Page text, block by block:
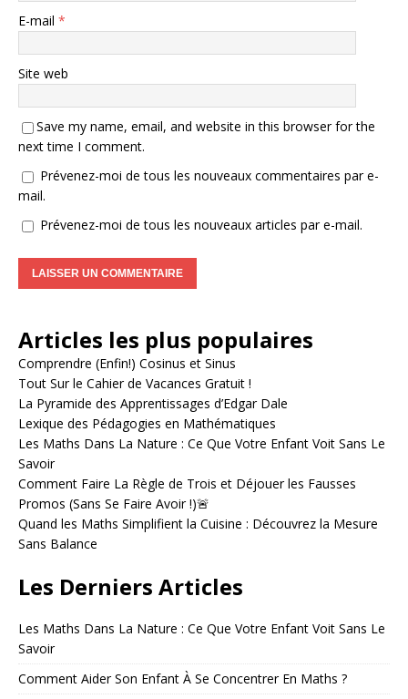
E-mail *
Site web
Save my name, email, and website in this browser for the
next time I comment.
Prévenez-moi de tous les nouveaux commentaires par e-
mail.
Prévenez-moi de tous les nouveaux articles par e-mail.
t
e
r
n
a
t
i
v
e
:
Articles les plus populaires
Comprendre (Enfin!) Cosinus et Sinus
Tout Sur le Cahier de Vacances Gratuit !
La Pyramide des Apprentissages d’Edgar Dale
Lexique des Pédagogies en Mathématiques
Les Maths Dans La Nature : Ce Que Votre Enfant Voit Sans Le
Savoir
Comment Faire La Règle de Trois et Déjouer les Fausses
Promos (Sans Se Faire Avoir !)🚨
Quand les Maths Simplifient la Cuisine : Découvrez la Mesure
Sans Balance
Les Derniers Articles
Les Maths Dans La Nature : Ce Que Votre Enfant Voit Sans Le
Savoir
Comment Aider Son Enfant À Se Concentrer En Maths ?